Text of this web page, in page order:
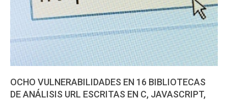
OCHO VULNERABILIDADES EN 16 BIBLIOTECAS
DE ANÁLISIS URL ESCRITAS EN C, JAVASCRIPT,